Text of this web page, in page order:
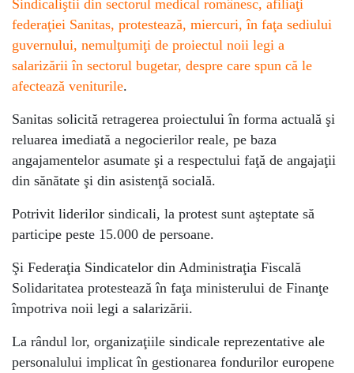
Sindicaliştii din sectorul medical românesc, afiliaţi
federaţiei Sanitas, protestează, miercuri, în faţa sediului
guvernului, nemulţumiţi de proiectul noii legi a
salarizării în sectorul bugetar, despre care spun că le
afectează veniturile.
Sanitas solicită retragerea proiectului în forma actuală şi
reluarea imediată a negocierilor reale, pe baza
angajamentelor asumate şi a respectului faţă de angajaţii
din sănătate şi din asistenţă socială.
Potrivit liderilor sindicali, la protest sunt aşteptate să
participe peste 15.000 de persoane.
Şi Federaţia Sindicatelor din Administraţia Fiscală
Solidaritatea protestează în faţa ministerului de Finanţe
împotriva noii legi a salarizării.
La rândul lor, organizaţiile sindicale reprezentative ale
personalului implicat în gestionarea fondurilor europene